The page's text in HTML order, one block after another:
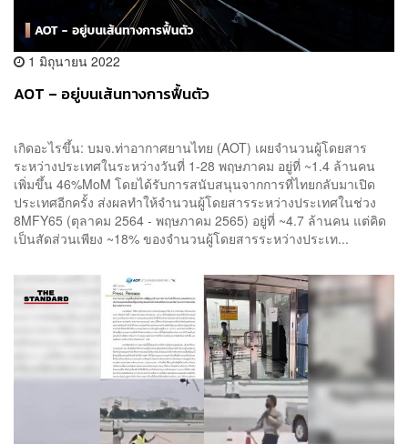
1 มิถุนายน 2022
AOT – อยู่บนเส้นทางการฟื้นตัว
เกิดอะไรขึ้น: บมจ.ท่าอากาศยานไทย (AOT) เผยจำนวนผู้โดยสาร
ระหว่างประเทศในระหว่างวันที่ 1-28 พฤษภาคม อยู่ที่ ~1.4 ล้านคน
เพิ่มขึ้น 46%MoM โดยได้รับการสนับสนุนจากการที่ไทยกลับมาเปิด
ประเทศอีกครั้ง ส่งผลทำให้จำนวนผู้โดยสารระหว่างประเทศในช่วง
8MFY65 (ตุลาคม 2564 - พฤษภาคม 2565) อยู่ที่ ~4.7 ล้านคน แต่คิด
เป็นสัดส่วนเพียง ~18% ของจำนวนผู้โดยสารระหว่างประเท...